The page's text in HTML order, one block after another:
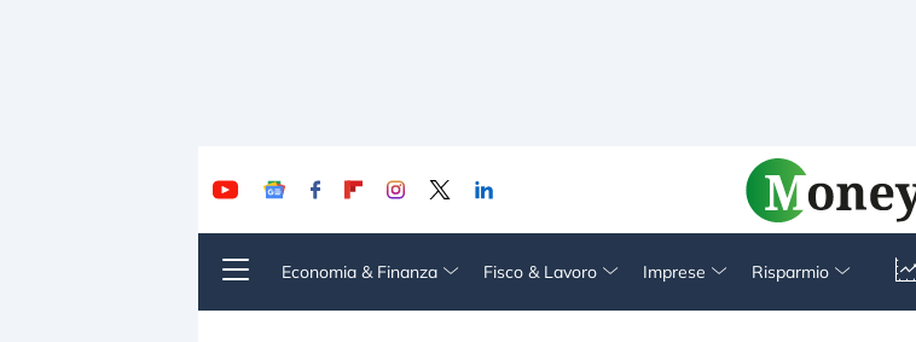
Economia & Finanza Fisco & Lavoro Imprese Risparmio